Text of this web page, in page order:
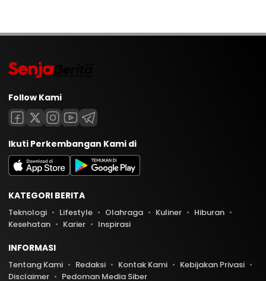
Follow Kami
Ikuti Perkembangan Kami di
KATEGORI BERITA
Teknologi Lifestyle Olahraga Kuliner
Hiburan
Kesehatan
Karier Inspirasi
INFORMASI
Tentang Kami Redaksi Kontak Kami
Kebijakan Privasi
Disclaimer
Pedoman Media Siber